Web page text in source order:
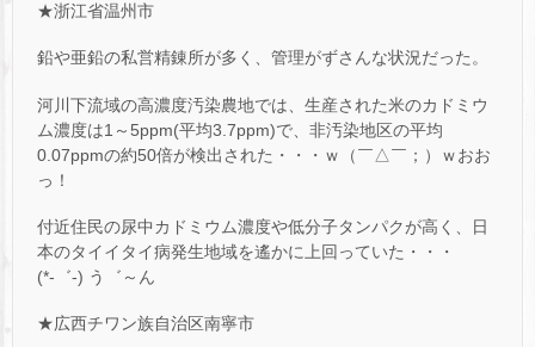
★浙江省温州市
鉛や亜鉛の私営精錬所が多く、管理がずさんな状況だった。
河川下流域の高濃度汚染農地では、生産された米のカドミウ
ム濃度は1～5ppm(平均3.7ppm)で、非汚染地区の平均
0.07ppmの約50倍が検出された・・・ｗ（￣△￣；）ｗおお
っ！
付近住民の尿中カドミウム濃度や低分子タンパクが高く、日
本のタイイタイ病発生地域を遙かに上回っていた・・・
(*-゛-) う゛～ん
★広西チワン族自治区南寧市